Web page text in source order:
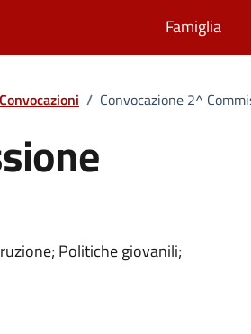
Famiglia
Convocazioni / Convocazione 2^
Politiche giovanili;